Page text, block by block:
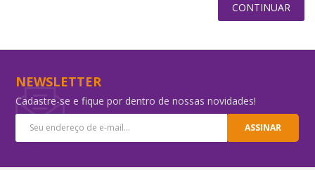
CONTINUAR
NEWSLETTER
Cadastre-se e fique por dentro de nossas novidades!
ASSINAR